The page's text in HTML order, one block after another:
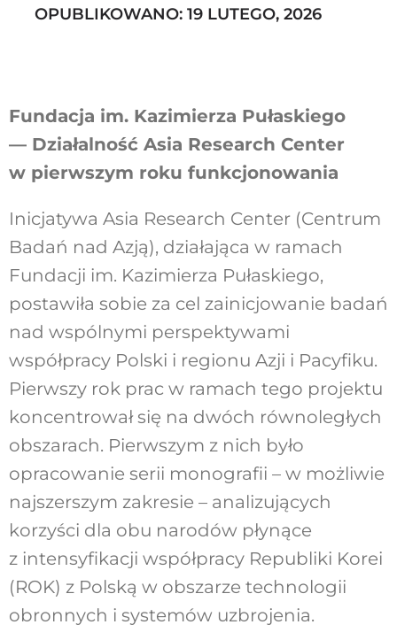
OPUBLIKOWANO: 19 LUTEGO, 2026
Fundacja im. Kazimierza Pułaskiego
— Działalność Asia Research Center
w pierwszym roku funkcjonowania
Inicjatywa Asia Research Center (Centrum
Badań nad Azją), działająca w ramach
Fundacji im. Kazimierza Pułaskiego,
postawiła sobie za cel zainicjowanie badań
nad wspólnymi perspektywami
współpracy Polski i regionu Azji i Pacyfiku.
Pierwszy rok prac w ramach tego projektu
koncentrował się na dwóch równoległych
obszarach. Pierwszym z nich było
opracowanie serii monografii – w możliwie
najszerszym zakresie – analizujących
korzyści dla obu narodów płynące
z intensyfikacji współpracy Republiki Korei
(ROK) z Polską w obszarze technologii
obronnych i systemów uzbrojenia.